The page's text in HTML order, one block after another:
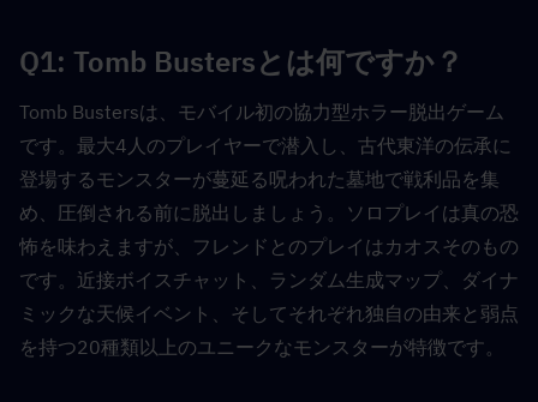
Q1: Tomb Bustersとは何ですか？
Tomb Bustersは、モバイル初の協力型ホラー脱出ゲーム
です。最大4人のプレイヤーで潜入し、古代東洋の伝承に
登場するモンスターが蔓延る呪われた墓地で戦利品を集
め、圧倒される前に脱出しましょう。ソロプレイは真の恐
怖を味わえますが、フレンドとのプレイはカオスそのもの
です。近接ボイスチャット、ランダム生成マップ、ダイナ
ミックな天候イベント、そしてそれぞれ独自の由来と弱点
を持つ20種類以上のユニークなモンスターが特徴です。